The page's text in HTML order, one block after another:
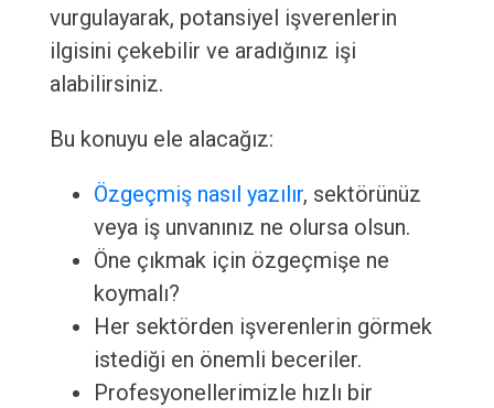
vurgulayarak, potansiyel işverenlerin
ilgisini çekebilir ve aradığınız işi
alabilirsiniz.
Bu konuyu ele alacağız:
Özgeçmiş nasıl yazılır, sektörünüz
veya iş unvanınız ne olursa olsun.
Öne çıkmak için özgeçmişe ne
koymalı?
Her sektörden işverenlerin görmek
istediği en önemli beceriler.
Profesyonellerimizle hızlı bir